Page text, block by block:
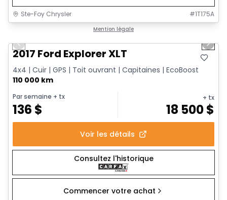
Ste-Foy Chrysler #1T175A
Mention légale
Previous slide Next
2017 Ford Explorer XLT
4x4 | Cuir | GPS | Toit ouvrant | Capitaines | EcoBoost
110 000 km
Par semaine + tx
136 $
+ tx
18 500$
Voir les détails
Consultez l'historique
Commencer votre achat